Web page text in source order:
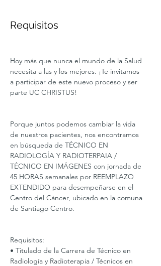
Requisitos
Hoy más que nunca el mundo de la Salud
necesita a las y los mejores. ¡Te invitamos
a participar de este nuevo proceso y ser
parte UC CHRISTUS!
Porque juntos podemos cambiar la vida
de nuestros pacientes, nos encontramos
en búsqueda de TÉCNICO EN
RADIOLOGÍA Y RADIOTERPAIA /
TÉCNICO EN IMÁGENES con jornada de
45 HORAS semanales por REEMPLAZO
EXTENDIDO para desempeñarse en el
Centro del Cáncer, ubicado en la comuna
de Santiago Centro.
Requisitos:
• Titulado de la Carrera de Técnico en
Radiología y Radioterapia / Técnicos en